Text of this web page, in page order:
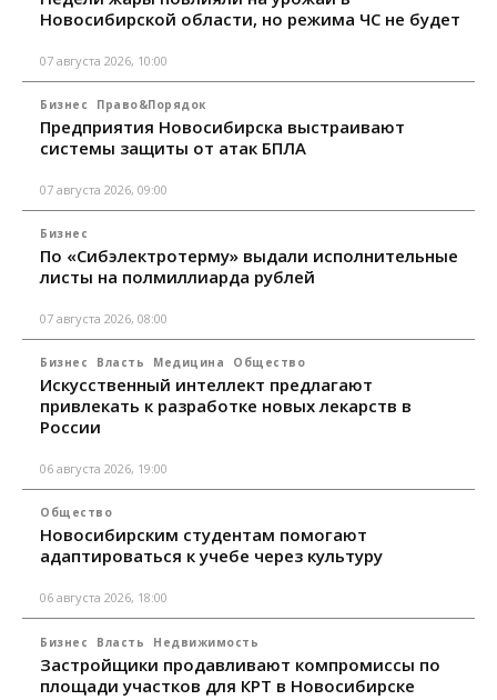
Новосибирской области, но режима ЧС не будет
07 августа 2026, 10:00
Бизнес Право&Порядок
Предприятия Новосибирска выстраивают
системы защиты от атак БПЛА
07 августа 2026, 09:00
Бизнес
По «Сибэлектротерму» выдали исполнительные
листы на полмиллиарда рублей
07 августа 2026, 08:00
Бизнес Власть Медицина Общество
Искусственный интеллект предлагают
привлекать к разработке новых лекарств в
России
06 августа 2026, 19:00
Общество
Новосибирским студентам помогают
адаптироваться к учебе через культуру
06 августа 2026, 18:00
Бизнес Власть Недвижимость
Застройщики продавливают компромиссы по
площади участков для КРТ в Новосибирске